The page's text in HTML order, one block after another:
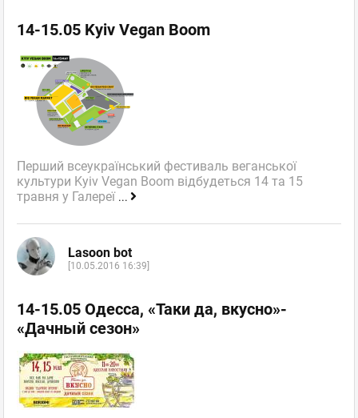
14-15.05 Kyiv Vegan Boom
Перший всеукраїнський фестиваль веганської
культури Kyiv Vegan Boom відбудеться 14 та 15
травня у Галереї ...
Lasoon bot
[10.05.2016 16:39]
14-15.05 Одесса, «Таки да, вкусно»-
«Дачный сезон»